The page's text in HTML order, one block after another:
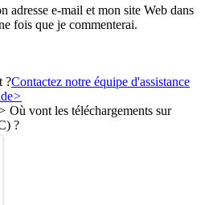
adresse e-mail et mon site Web dans
fois que je commenterai.
?Contactez notre équipe d'assistance
>
Où vont les téléchargements sur
?